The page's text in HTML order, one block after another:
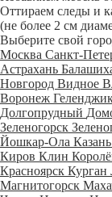
Оттираем следы и
(не более 2 см
Выберите свой
Москва Санкт-
Астрахань
Новгород Видное
Воронеж
Долгопрудный
Зеленогорск
Йошкар-Ола Казань
Киров Клин
Красноярск Курган
Магнитогорск